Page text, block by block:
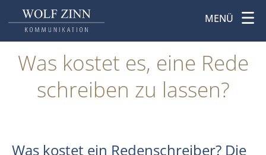
MENÜ
Was kostet es, eine Rede
schreiben zu lassen?
Was kostet ein Redenschreiber? Die